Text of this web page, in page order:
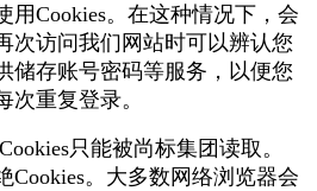
用Cookies。在这种情况下，会
次访问我们网站时可以辨认您
储存账号密码等服务，以便您
次重复登录。
只能被尚标集团读取。
Cookies。大多数网络浏览器会